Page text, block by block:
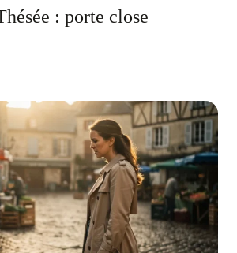
: porte close